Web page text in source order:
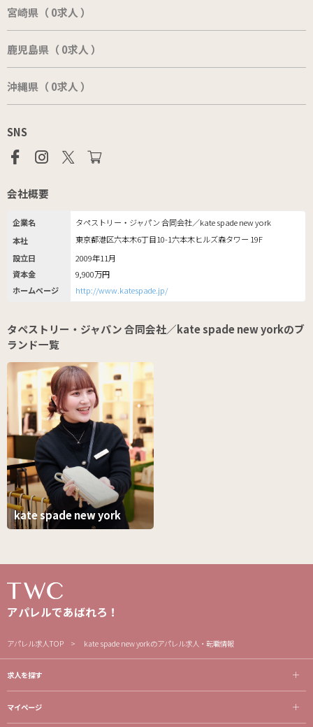
宮崎県（ 0求人 ）
鹿児島県（ 0求人 ）
沖縄県（ 0求人 ）
SNS
会社概要
企業名
タペストリー・ジャパン 合同会社／kate spade new york
本社
東京都港区六本木6丁目10-1六本木ヒルズ森タワー 19F
設立日
2009年11月
資本金
9,900万円
ホームページ
http://www.katespade.jp/
タペストリー・ジャパン 合同会社／kate spade new yorkのブ
ランド一覧
kate spade new york
アパレルであばれろ！
アパレル求人TOP kate spade new yorkのアパレル求人・転職情報
求人を探す
マイページ